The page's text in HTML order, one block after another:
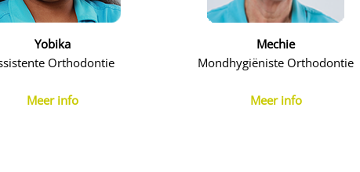
Yobika
Orthodontie
Meer info
Mechie
Mondhygiëniste Orthodontie
Meer info